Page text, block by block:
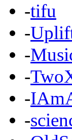
-tifu
-
-
-
-
-